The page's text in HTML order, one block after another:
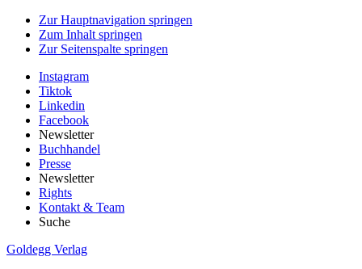
Zur Hauptnavigation springen
Zum Inhalt springen
Zur Seitenspalte springen
Instagram
Tiktok
Linkedin
Facebook
Newsletter
Buchhandel
Presse
Newsletter
Rights
Kontakt & Team
Suche
Goldegg Verlag